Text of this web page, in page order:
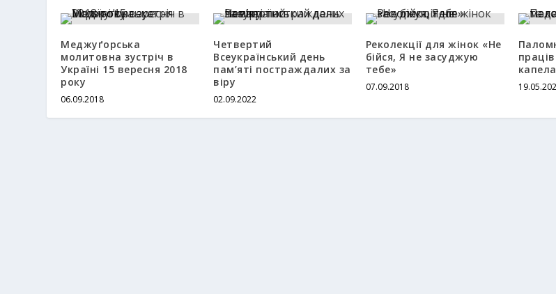
Меджуґорська
молитовна зустріч в
Україні 15 вересня 2018
року
06.09.2018
Четвертий
Всеукраїнський день
пам’яті постраждалих за
віру
02.09.2022
Реколекції для жінок «Не
бійся, Я не засуджую
тебе»
07.09.2018